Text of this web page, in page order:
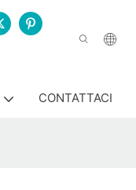
CONTATTACI